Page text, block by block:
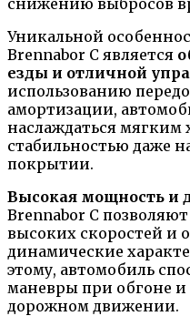
Уникальной
Brennabor C является
езды и отличной
использованию
амортизации,
наслаждаться мягким
стабильностью даже
покрытии.
Высокая мощность и
Brennabor C
высоких скоростей и
динамические
этому, автомобиль
маневры при обгоне и
дорожном движении.